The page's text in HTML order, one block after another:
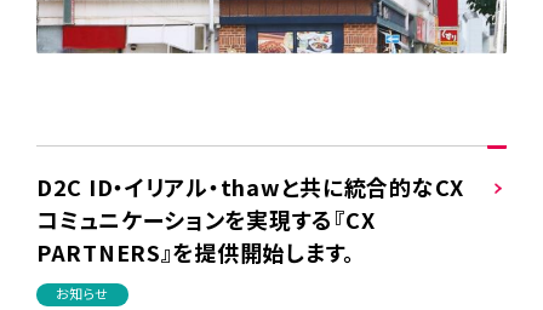
D2C ID・イリアル・thawと共に統合的なCX
コミュニケーションを実現する『CX
PARTNERS』を提供開始します。
お知らせ